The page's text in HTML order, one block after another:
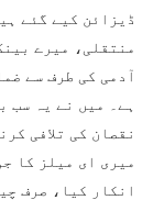
ڈیزائن کیے گئے
منتقلی، میرے
آدمی کی طرف سے
ہے۔ میں نے یہ سب
نقصان کی تلافی
میری ای میلز کا
انکار کیا، صرف